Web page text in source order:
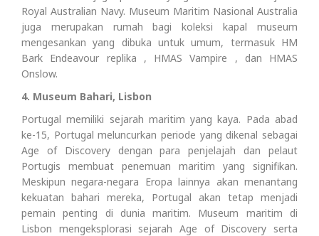
Royal Australian Navy. Museum Maritim Nasional Australia
juga merupakan rumah bagi koleksi kapal museum
mengesankan yang dibuka untuk umum, termasuk HM
Bark Endeavour replika , HMAS Vampire , dan HMAS
Onslow.
4. Museum Bahari, Lisbon
Portugal memiliki sejarah maritim yang kaya. Pada abad
ke-15, Portugal meluncurkan periode yang dikenal sebagai
Age of Discovery dengan para penjelajah dan pelaut
Portugis membuat penemuan maritim yang signifikan.
Meskipun negara-negara Eropa lainnya akan menantang
kekuatan bahari mereka, Portugal akan tetap menjadi
pemain penting di dunia maritim. Museum maritim di
Lisbon mengeksplorasi sejarah Age of Discovery serta